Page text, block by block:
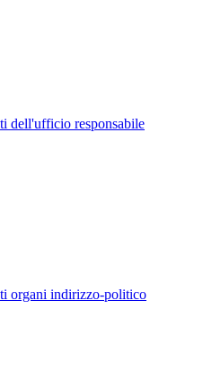
dell'ufficio responsabile
organi indirizzo-politico